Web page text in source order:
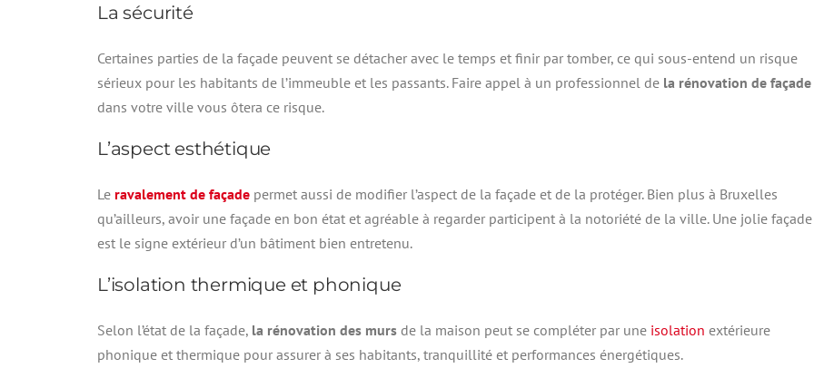
La sécurité
Certaines parties de la façade peuvent se détacher avec le temps et finir par tomber, ce qui sous-entend un risque
sérieux pour les habitants de l’immeuble et les passants. Faire appel à un professionnel de la rénovation de façade
dans votre ville vous ôtera ce risque.
L’aspect esthétique
Le ravalement de façade permet aussi de modifier l’aspect de la façade et de la protéger. Bien plus à Bruxelles
qu’ailleurs, avoir une façade en bon état et agréable à regarder participent à la notoriété de la ville. Une jolie façade
est le signe extérieur d’un bâtiment bien entretenu.
L’isolation thermique et phonique
Selon l’état de la façade, la rénovation des murs de la maison peut se compléter par une isolation extérieure
phonique et thermique pour assurer à ses habitants, tranquillité et performances énergétiques.